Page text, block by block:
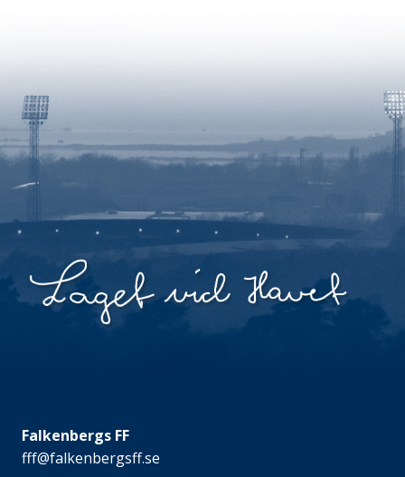
Falkenbergs FF
fff@falkenbergsff.se